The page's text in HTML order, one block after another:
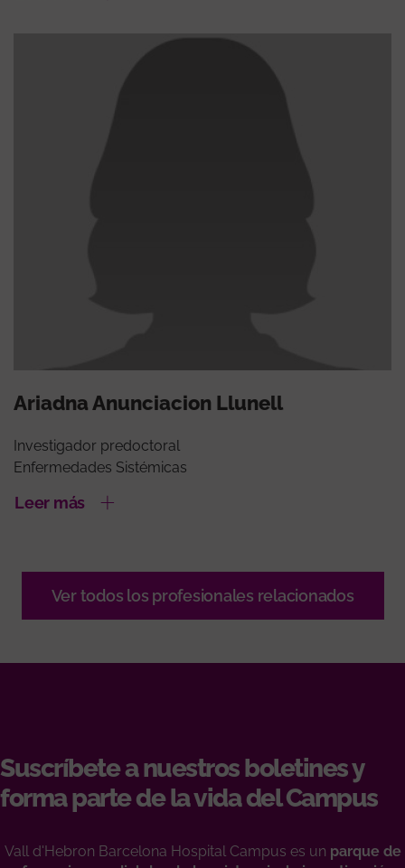
Ariadna Anunciacion Llunell
Investigador predoctoral
Enfermedades Sistémicas
Leer más
Ver todos los profesionales relacionados
Suscríbete a nuestros boletines y
forma parte de la vida del Campus
Vall d'Hebron Barcelona Hospital Campus es un parque de